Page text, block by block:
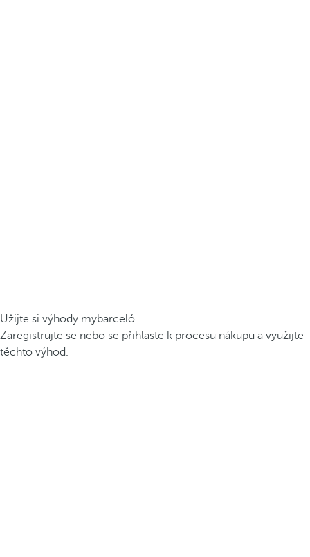
Užijte si výhody mybarceló
Zaregistrujte se nebo se přihlaste k procesu nákupu a využijte
těchto výhod.